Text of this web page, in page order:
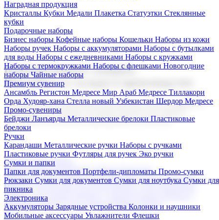
Наградная продукция
Kристаллы Кубки Медали Плакетка Статуэтки Стеклянные
кубки
Подарочные наборы
Бизнес наборы Кофейные наборы Кошельки Наборы из кожи
Наборы ручек Наборы с аккумуляторами Наборы с бутылками
для воды Наборы с ежедневниками Наборы с кружками
Наборы с термокружками Наборы с флешками Новогодние
наборы Чайные наборы
Премиум сувенир
Ансамбль Регистон Медресе Мир Араб Медресе Тиллакори
Орда Худояр-хана Стелла новый Узбекистан Шердор Медресе
Промо-сувениры
Бейджи Ланъярды Металлические брелоки Пластиковые
брелоки
Ручки
Карандаши Металлические ручки Наборы с ручками
Пластиковые ручки Футляры для ручек Эко ручки
Сумки и папки
Папки для документов Портфели-дипломаты Промо-сумки
Рюкзаки Сумки для документов Сумки для ноутбука Сумки для
пикника
Электроника
Аккумуляторы Зарядные устройства Колонки и наушники
Мобильные аксессуары Увлажнители Флешки
Корпоративные подарки
Поставка со склада и производство
Мы предлагаем широкий выбор корпоративных подарков и
сувениров с логотипом. В нашем каталоге вы найдете
продукцию для бизнеса, мероприятия и клиентов.
Подарочные наборы
Бизнес наборыКофейные наборы Кошельки
Наборы из кожиНаборы ручекНаборы с аккумуляторами
Наборы с бутылками для воды
Наборы с ежедневниками
Наборы с кружками
флешкамиНовогодние наборыЧайные наборы